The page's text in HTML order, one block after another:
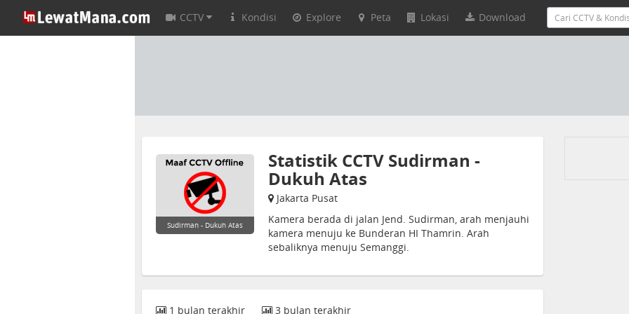
CCTV Kondisi Explore Peta Lokasi Download
Sudirman - Dukuh Atas
Statistik CCTV Sudirman -
Dukuh Atas
Jakarta Pusat
Kamera berada di jalan Jend. Sudirman, arah menjauhi
kamera menuju ke Bunderan HI Thamrin. Arah
sebaliknya menuju Semanggi.
1 bulan terakhir
3 bulan terakhir